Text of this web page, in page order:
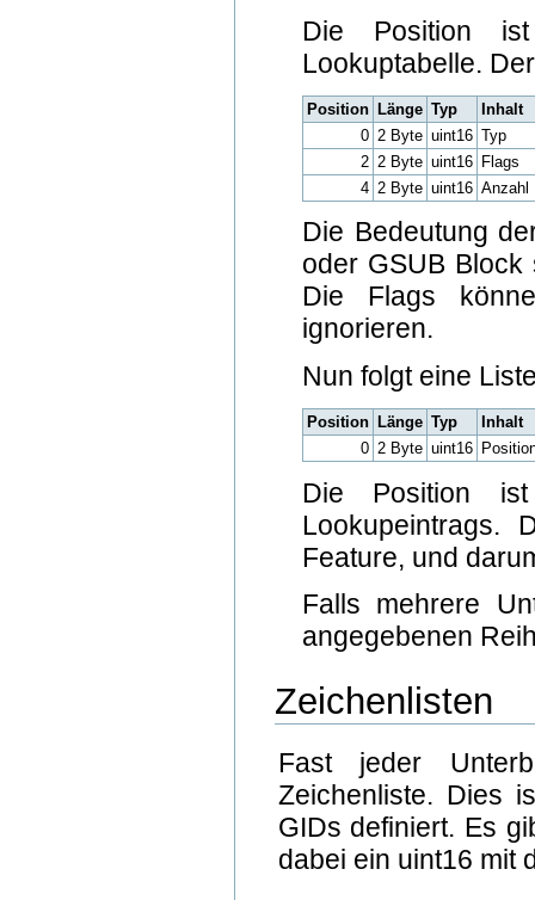
Die Position
Lookuptabelle.
Position Länge Typ
Inhalt
0 2 Byte uint16 Typ
2 2 Byte uint16 Flags
4 2 Byte uint16 Anzahl
Die Bedeutung
oder GSUB
Die Flags
ignorieren.
Nun folgt eine
Position Länge Typ
Inhalt
0 2 Byte uint16
Die Position
Lookupeintrags.
Feature, und
Falls mehrere
angegebenen
Zeichenlisten
Fast jeder
Zeichenliste. Dies
GIDs definiert. Es
dabei ein uint16 mit